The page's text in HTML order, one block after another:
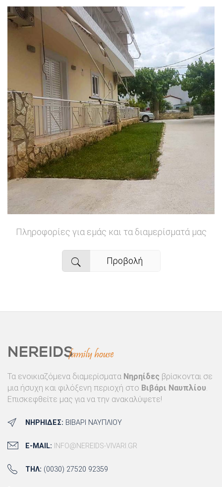
Πληροφορίες για εμάς και τα διαμερίσματά μας
Προβολή
Τα ενοικιαζόμενα διαμερίσματα Νηρηίδες βρίσκονται σε
μια ήσυχη και φιλόξενη περιοχή στο Βιβάρι Ναυπλίου.
Επισκεφθείτε μας για να την ανακαλύψετε!
ΝΗΡΗΊΔΕΣ: ΒΙΒΆΡΙ ΝΑΥΠΛΊΟΥ
E-MAIL: INFO@NEREIDS-VIVARI.GR
ΤΗΛ: (0030) 27520 92359